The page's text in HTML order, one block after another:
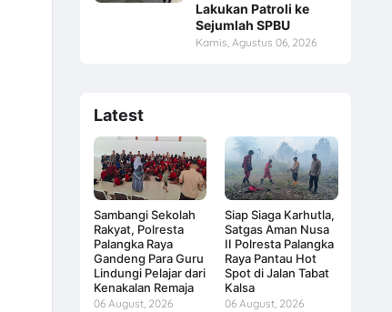
Lakukan Patroli ke
Sejumlah SPBU
Kamis, Agustus 06, 2026
Latest
Sambangi Sekolah
Rakyat, Polresta
Palangka Raya
Gandeng Para Guru
Lindungi Pelajar dari
Kenakalan Remaja
06 August, 2026
Siap Siaga Karhutla,
Satgas Aman Nusa
II Polresta Palangka
Raya Pantau Hot
Spot di Jalan Tabat
Kalsa
06 August, 2026